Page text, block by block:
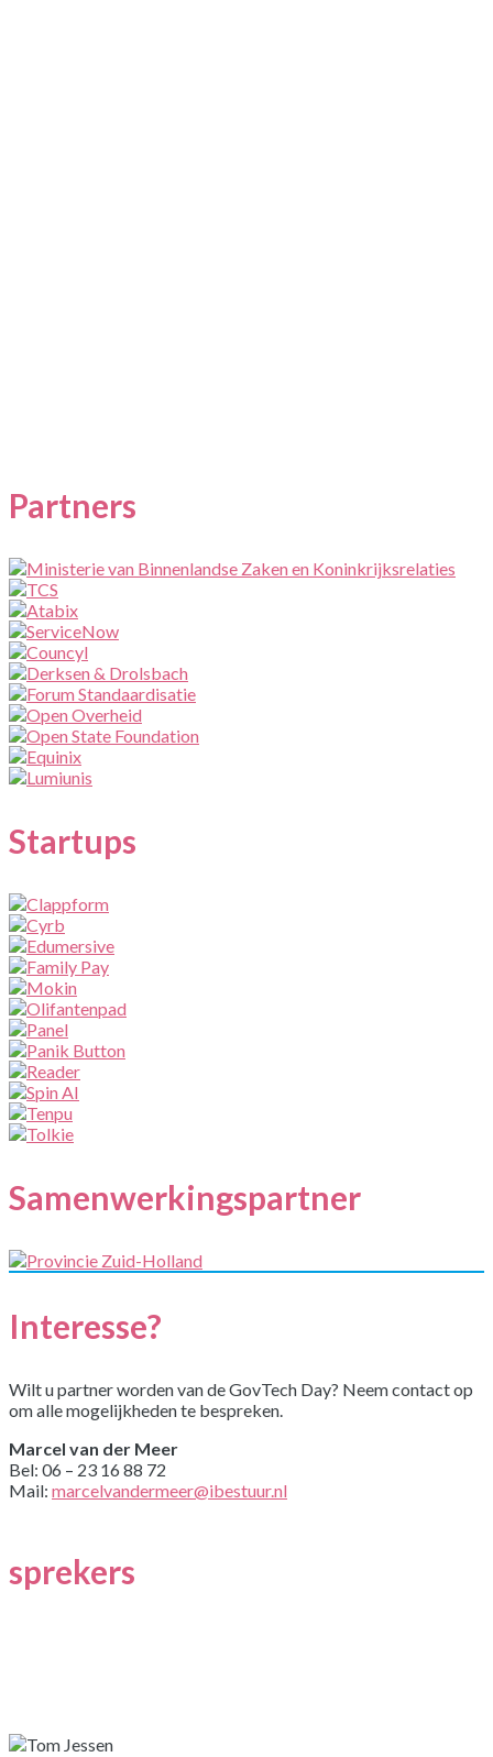
Partners
Startups
Samenwerkingspartner
Interesse?
Wilt u partner worden van de GovTech Day? Neem contact op
om alle mogelijkheden te bespreken.
Marcel van der Meer
Bel: 06 – 23 16 88 72
Mail: marcelvandermeer@ibestuur.nl
sprekers